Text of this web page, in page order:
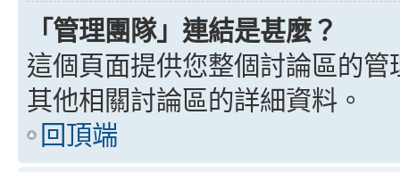
「管理團隊」連結是甚麼？
這個頁面提供您整個討論區的
其他相關討論區的詳細資料。
回頂端